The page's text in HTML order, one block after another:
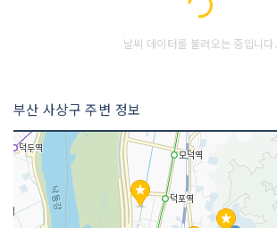
Loading...
날씨 데이터를 불러오는 중입니다.
부산 사상구 주변 정보